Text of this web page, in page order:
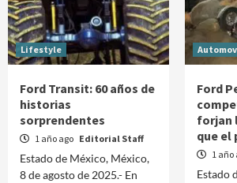
Lifestyle
Ford Transit: 60 años de
historias
sorprendentes
1 año ago Editorial Staff
Estado de México, México,
8 de agosto de 2025.- En
Ford
forjan
que el
1 año
Estado